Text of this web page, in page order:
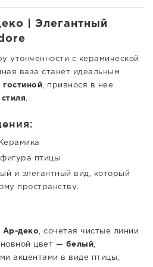
| Элегантный
утонченности с керамической
ваза станет идеальным
гостиной , привнося в нее
.
птицы
и элегантный вид, который
пространству.
Ар-деко , сочетая чистые линии
цвет — белый
акцентами в виде птицы,